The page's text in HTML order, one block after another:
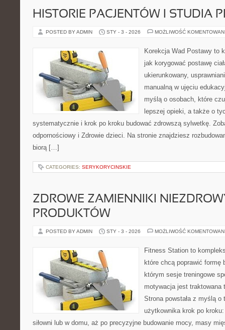
HISTORIE PACJENTÓW I STUDIA
POSTED BY ADMIN STY - 3 - 2026 MOŻLIWOŚĆ
Korekcja Wad Postawy to
jak korygować postawę
ukierunkowany,
manualną w ujęciu
myślą o osobach, które
lepszej opieki, a także o
systematycznie i krok po kroku budować zdrowszą sylwetkę.
odpornościowy i Zdrowie dzieci. Na stronie znajdziesz
biorą […]
CATEGORIES: SERYKORYCINSKIE
ZDROWE ZAMIENNIKI
PRODUKTÓW
POSTED BY ADMIN STY - 3 - 2026 MOŻLIWOŚĆ
Fitness Station to
które chcą poprawić formę
którym sesje treningowe
motywacja jest traktowana
Strona powstała z myślą o
użytkownika krok po
siłowni lub w domu, aż po precyzyjne budowanie mocy, masy